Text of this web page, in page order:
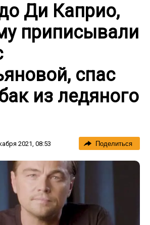
Ди Каприо,
приписывали
спас
из ледяного
2021, 08:53 Поделиться